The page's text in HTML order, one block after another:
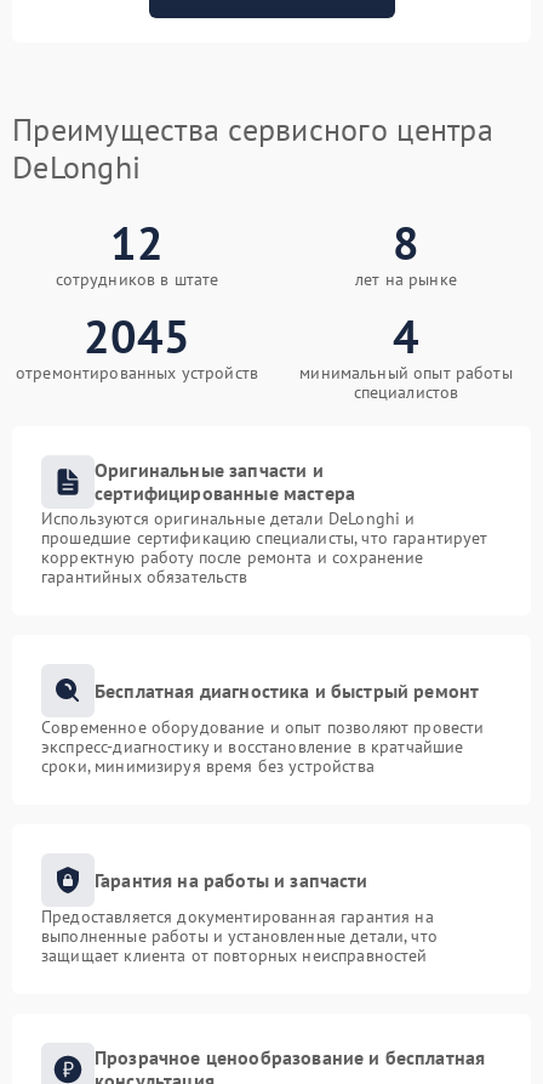
Преимущества сервисного центра
DeLonghi
12
сотрудников в штате
8
лет на рынке
2045
отремонтированных устройств
4
минимальный опыт работы
специалистов
Оригинальные запчасти и
сертифицированные мастера
Используются оригинальные детали DeLonghi и
прошедшие сертификацию специалисты, что гарантирует
корректную работу после ремонта и сохранение
гарантийных обязательств
Бесплатная диагностика и быстрый ремонт
Современное оборудование и опыт позволяют провести
экспресс-диагностику и восстановление в кратчайшие
сроки, минимизируя время без устройства
Гарантия на работы и запчасти
Предоставляется документированная гарантия на
выполненные работы и установленные детали, что
защищает клиента от повторных неисправностей
Прозрачное ценообразование и бесплатная